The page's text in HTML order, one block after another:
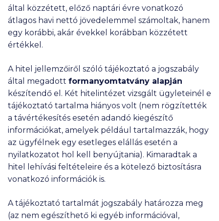
által közzétett, előző naptári évre vonatkozó
átlagos havi nettó jövedelemmel számoltak, hanem
egy korábbi, akár évekkel korábban közzétett
értékkel.
A hitel jellemzőiről szóló tájékoztató a jogszabály
által megadott formanyomtatvány alapján
készítendő el. Két hitelintézet vizsgált ügyleteinél e
tájékoztató tartalma hiányos volt (nem rögzítették
a távértékesítés esetén adandó kiegészítő
információkat, amelyek például tartalmazzák, hogy
az ügyfélnek egy esetleges elállás esetén a
nyilatkozatot hol kell benyújtania). Kimaradtak a
hitel lehívási feltételeire és a kötelező biztosításra
vonatkozó információk is.
A tájékoztató tartalmát jogszabály határozza meg
(az nem egészíthető ki egyéb információval,